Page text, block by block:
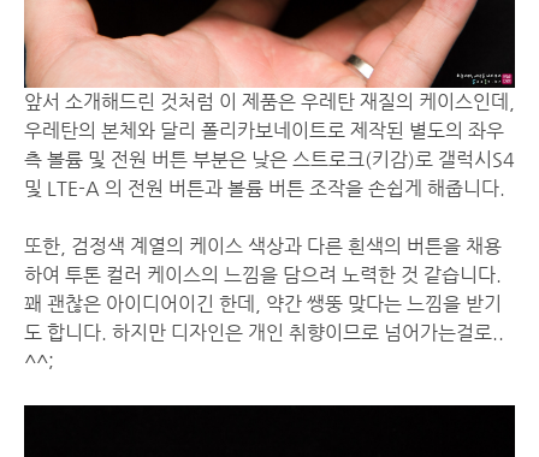
앞서 소개해드린 것처럼 이 제품은 우레탄 재질의 케이스인데,
우레탄의 본체와 달리 폴리카보네이트로 제작된 별도의 좌우
측 볼륨 및 전원 버튼 부분은 낮은 스트로크(키감)로 갤럭시S4
및 LTE-A 의 전원 버튼과 볼륨 버튼 조작을 손쉽게 해줍니다.
또한, 검정색 계열의 케이스 색상과 다른 흰색의 버튼을 채용
하여 투톤 컬러 케이스의 느낌을 담으려 노력한 것 같습니다.
꽤 괜찮은 아이디어이긴 한데, 약간 쌩뚱 맞다는 느낌을 받기
도 합니다. 하지만 디자인은 개인 취향이므로 넘어가는걸로..
^^;